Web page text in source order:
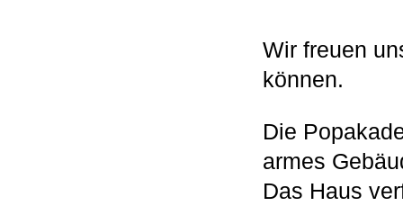
Wir freuen
können.
Die
armes
Das Haus